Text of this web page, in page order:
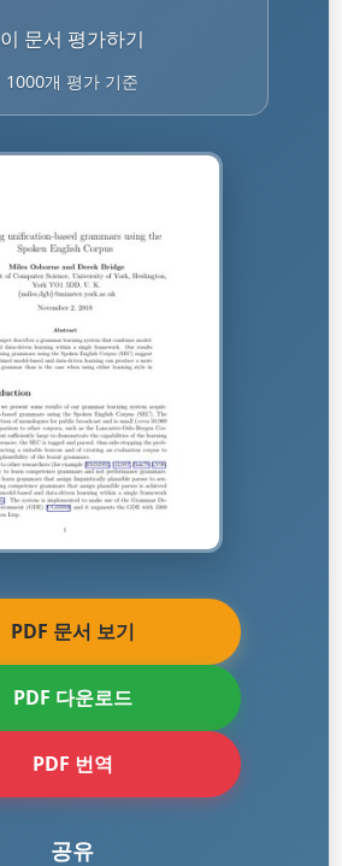
이 문서 평가하기
1000개 평가 기준
PDF 문서 보기
PDF 다운로드
PDF 번역
공유